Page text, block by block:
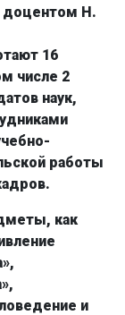
доцентом Н.
16
числе 2
наук,
работы
как
и